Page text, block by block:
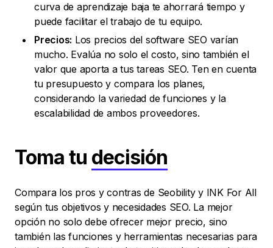
curva de aprendizaje baja te ahorrará tiempo y
puede facilitar el trabajo de tu equipo.
Precios: Los precios del software SEO varían
mucho. Evalúa no solo el costo, sino también el
valor que aporta a tus tareas SEO. Ten en cuenta
tu presupuesto y compara los planes,
considerando la variedad de funciones y la
escalabilidad de ambos proveedores.
Toma tu decisión
Compara los pros y contras de Seobility y INK For All
según tus objetivos y necesidades SEO. La mejor
opción no solo debe ofrecer mejor precio, sino
también las funciones y herramientas necesarias para